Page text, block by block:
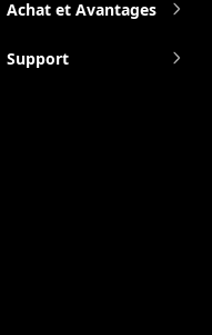
Achat et Avantages
Support